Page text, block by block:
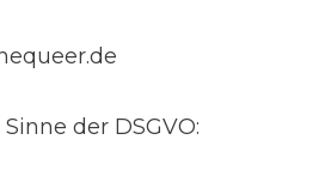
der DSGVO: